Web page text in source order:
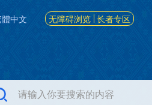
中文 无障碍浏览 长者专区